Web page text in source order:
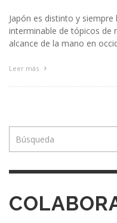
Japón es distinto y
interminable de tópicos de
alcance de la mano en
Leer más